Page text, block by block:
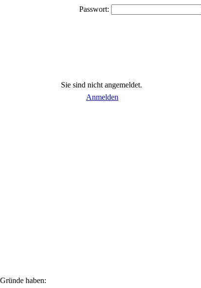
Passwort:
Sie sind nicht angemeldet.
Anmelden
haben: